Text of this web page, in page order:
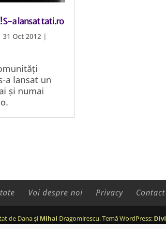
S-a lansat tati.ro
31 Oct 2012 |
a lansat un
și numai
Voi despre noi Privacy Contact
de Dana și Mihai Dragomirescu. Temă WordPress: Divi